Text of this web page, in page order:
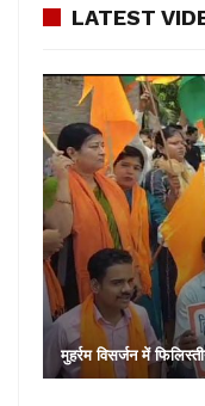
इसके बाद बच्चों को
बंगाल सीमांत के
को भारत की सीमा
विभिन्न कार्यक्रम
LATEST
मुहर्रम विसर्जन में